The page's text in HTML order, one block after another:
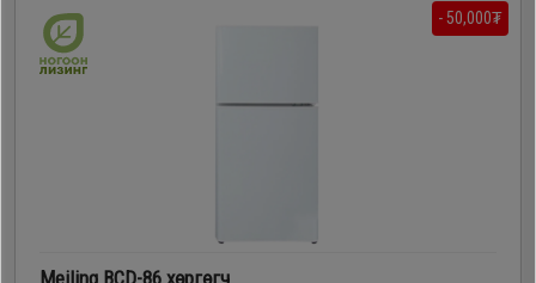
- 50,000₮
Meiling BCD-86 хөргөгч